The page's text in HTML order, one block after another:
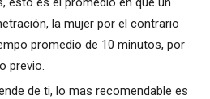
la mujer por el contrario
promedio de 10 minutos, por
previo.
de ti, lo mas recomendable es